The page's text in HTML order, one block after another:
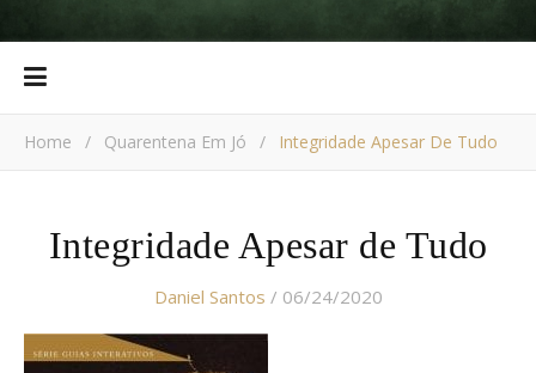
Home / Quarentena Em Jó / Integridade Apesar De Tudo
Integridade Apesar de Tudo
Daniel Santos / 06/24/2020